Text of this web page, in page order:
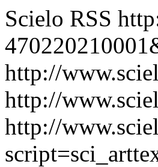
Scielo RSS
http://
http://
http://